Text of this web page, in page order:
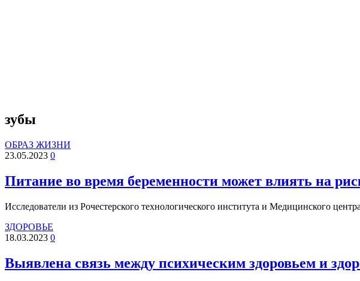
зубы
ОБРАЗ ЖИЗНИ
23.05.2023 0
Питание во время беременности может влиять на
Исследователи из Рочестерского технологического института и Медицинского
ЗДОРОВЬЕ
18.03.2023 0
Выявлена связь между психическим здоровьем и